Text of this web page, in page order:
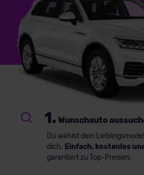
1. Wunschauto
Du wählst dein
dich. Einfach, kostenlos
garantiert zu Top-Preisen.